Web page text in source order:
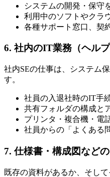
システムの開発・保守
利用中のソフトやクラ
各種サポート窓口、契
6. 社内のIT業務（ヘルプ
社内SEの仕事は、システム
す。
社員の入退社時のIT手
共有フォルダの構成と
プリンタ・複合機・電
社員からの「よくある
7. 仕様書・構成図など
既存の資料があるか、そし